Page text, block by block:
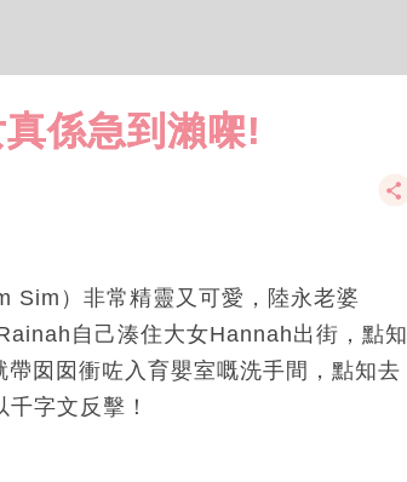
係急到瀨㗎!
Sim）非常精靈又可愛，陸永老婆
自己湊住大女Hannah出街，點知
囡囡衝咗入育嬰室嘅洗手間，點知去
字文反擊！